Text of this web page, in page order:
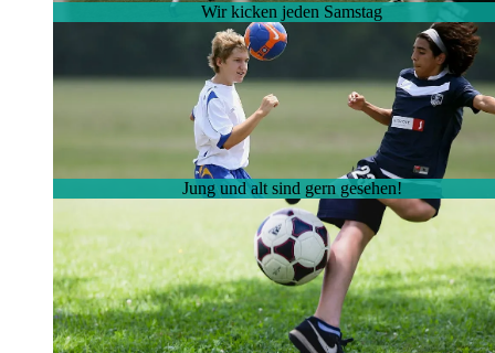
Wir ki­cken je­den Sams­tag
Jung und alt sind gern ge­se­hen!